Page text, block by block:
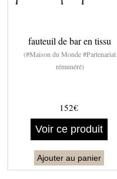
fauteuil de bar en tissu
(#Maison du Monde #Partenariat
rémunéré)
152€
Voir ce produit
Ajouter au panier